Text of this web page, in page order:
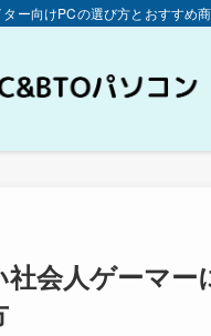
ー向けPCの選び方とおすすめ
社会人ゲーマ